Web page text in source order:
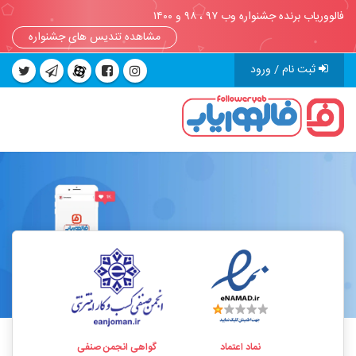
فالووریاب برنده جشنواره وب ۹۷ ، ۹۸ و ۱۴۰۰
مشاهده تندیس های جشنواره
ثبت نام / ورود
نماد اعتماد گواهی انجمن صنفی